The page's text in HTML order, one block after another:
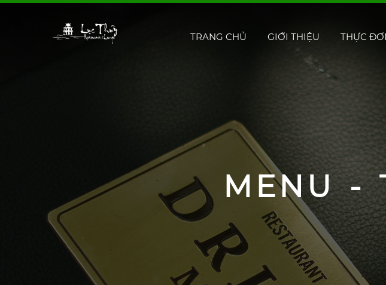
TRANG CHỦ GIỚI THIỆU THỰC
MENU -